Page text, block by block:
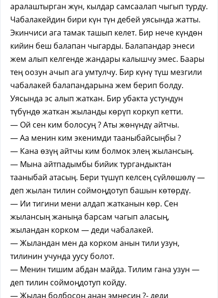
аралаштырган жүн, кылдар самсаалап чыгып турду.
Чабалакейдин бири күн түн дебей уясында жатты.
Экинчиси ага тамак ташып келет. Бир нече күндөн
кийин беш балапан чыгарды. Балапандар энеси
жем алып келгенде жандары калышчу эмес. Баары
тең оозун ачып ага умтулчу. Бир күнү түш мезгили
чабалакей балапандарына жем берип болду.
Уясында эс алып жаткан. Бир убакта устундун
түбүндө жаткан жыланды көрүп коркуп кетти.
— Ой сен ким болосуң ? Аты жөнүндү айтчы.
— Аа менин ким экенимди тааныбайсыңбы ?
— Кана өзүң айтчы ким болмок элең жылансың.
— Мына айтпадымбы бийик тургандыктан
тааныбай атасың. Бери түшүп келсең сүйлөшөлү —
деп жылан тилин соймоңдотуп башын көтөрдү.
— Ии тигини мени алдап жатканын көр. Сен
жылансың жаныңа барсам чагып аласың,
жыландан корком — деди чабалакей.
— Жыландан мен да корком анын тили узун,
тилинин учунда уусу болот.
— Менин тишим абдан майда. Тилим гана узун —
деп тилин соймоңдотуп койду.
— Жылан болбосоң анан эмнесиң ?- деди